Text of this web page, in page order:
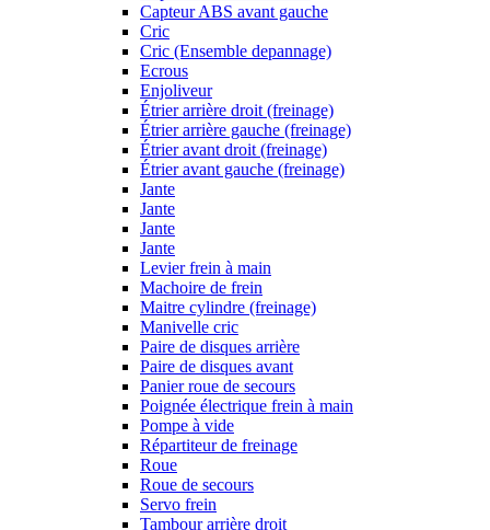
Capteur ABS avant gauche
Cric
Cric (Ensemble depannage)
Ecrous
Enjoliveur
Étrier arrière droit (freinage)
Étrier arrière gauche (freinage)
Étrier avant droit (freinage)
Étrier avant gauche (freinage)
Jante
Jante
Jante
Jante
Levier frein à main
Machoire de frein
Maitre cylindre (freinage)
Manivelle cric
Paire de disques arrière
Paire de disques avant
Panier roue de secours
Poignée électrique frein à main
Pompe à vide
Répartiteur de freinage
Roue
Roue de secours
Servo frein
Tambour arrière droit